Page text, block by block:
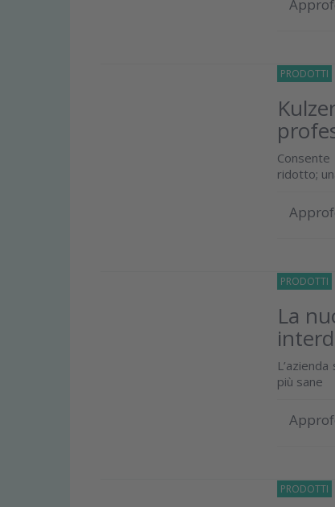
PRODOTTI
ridotto;
PRODOTTI
La
più sane
PRODOTTI